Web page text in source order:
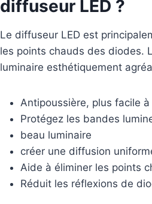
diffuseur LED ?
Le diffuseur LED est
les points chauds des diodes.
luminaire esthétiquement
Antipoussière, plus facile à
Protégez les bandes
beau luminaire
créer une diffusion
Aide à éliminer les points
Réduit les réflexions de